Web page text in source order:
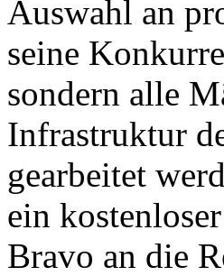
Auswahl an
seine
sondern alle
Infrastruktur
gearbeitet
ein
Bravo an die